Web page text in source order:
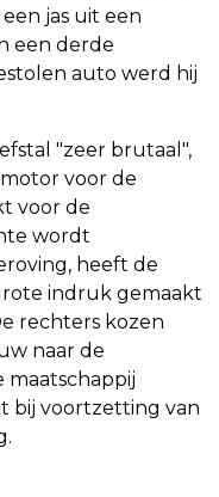
jas uit een
een derde
auto werd hij
"zeer brutaal",
voor de
voor de
wordt
heeft de
indruk gemaakt
rechters kozen
naar de
maatschappij
bij voortzetting van